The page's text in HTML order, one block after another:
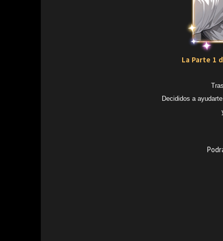
La Parte 1
Decididos a